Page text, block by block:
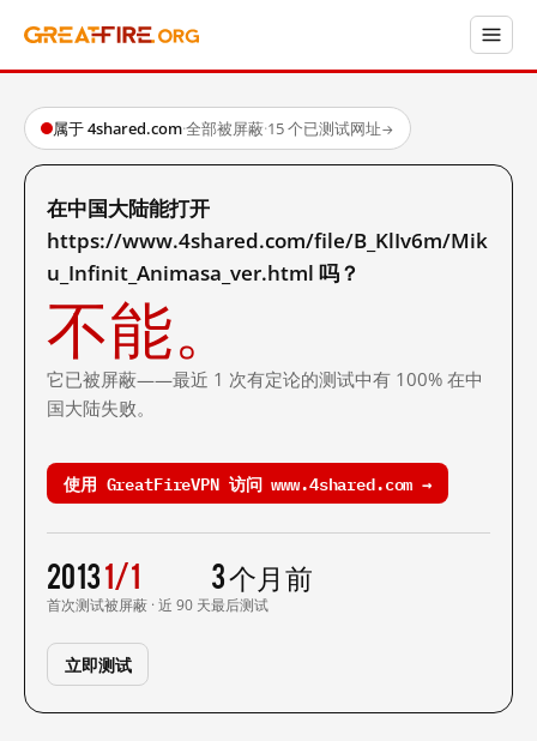
属于 4shared.com·全部被屏蔽·15 个已测试网址→
在中国大陆能打开
https://www.4shared.com/file/B_KlIv6m/Mik
u_Infinit_Animasa_ver.html 吗？
不能。
它已被屏蔽——最近 1 次有定论的测试中有 100% 在中
国大陆失败。
使用 GreatFireVPN 访问 www.4shared.com →
2013
首次测试
1/1
被屏蔽 · 近 90 天
3 个月前
最后测试
立即测试